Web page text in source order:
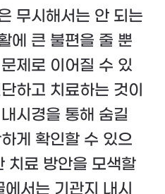
무시해서는 안 되는
에 큰 불편을 줄 뿐
제로 이어질 수 있
하고 치료하는 것이
시경을 통해 숨길
게 확인할 수 있으
치료 방안을 모색할
서는 기관지 내시